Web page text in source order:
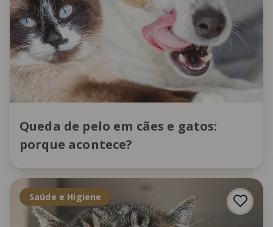
Queda de pelo em cães e gatos:
porque acontece?
Saúde e Higiene